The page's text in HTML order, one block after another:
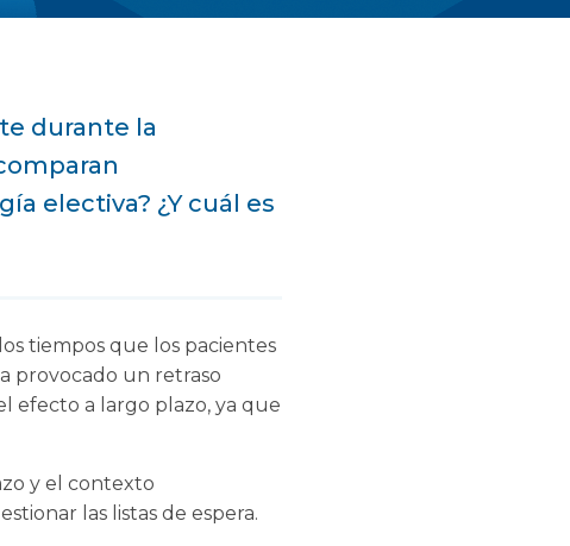
durante la
electiva? ¿Y cuál es
tiempos que los pacientes
provocado un retraso
efecto a largo plazo, ya que
y el contexto
las listas de espera.